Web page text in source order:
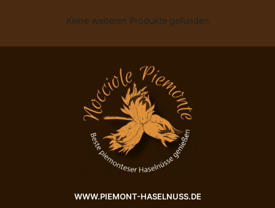
Keine weiteren Produkte gefunden
WWW.PIEMONT-HASELNUSS.DE